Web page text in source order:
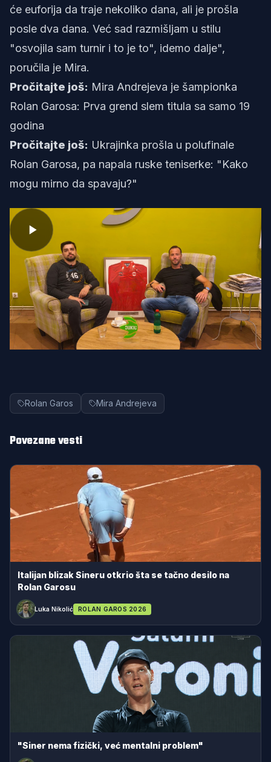
će euforija da traje nekoliko dana, ali je prošla
posle dva dana. Već sad razmišljam u stilu
"osvojila sam turnir i to je to", idemo dalje",
poručila je Mira.
Pročitajte još: Mira Andrejeva je šampionka
Rolan Garosa: Prva grend slem titula sa samo 19
godina
Pročitajte još: Ukrajinka prošla u polufinale
Rolan Garosa, pa napala ruske teniserke: "Kako
mogu mirno da spavaju?"
Rolan Garos Mira Andrejeva
Povezane vesti
Italijan blizak Sineru otkrio šta se tačno desilo na
Rolan Garosu
Luka Nikolić ROLAN GAROS 2026
"Siner nema fizički, već mentalni problem"